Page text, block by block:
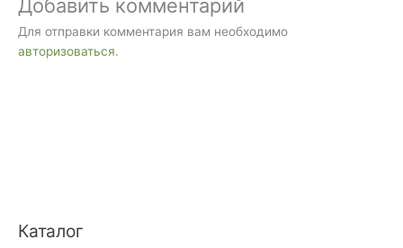
Каталог
Добавить комментарий
Для отправки комментария вам необходимо
авторизоваться.